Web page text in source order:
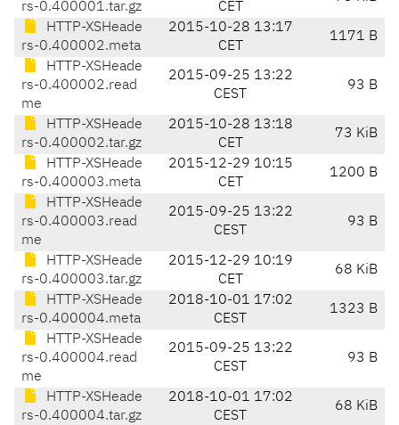
rs-0.400001.tar.gz CET
HTTP-XSHeade
rs-0.400002.meta
2015-10-28 13:17
CET
1171 B
HTTP-XSHeade
rs-0.400002.read
me
2015-09-25 13:22
CEST
93 B
HTTP-XSHeade
rs-0.400002.tar.gz
2015-10-28 13:18
CET
73 KiB
HTTP-XSHeade
rs-0.400003.meta
2015-12-29 10:15
CET
1200 B
HTTP-XSHeade
rs-0.400003.read
me
2015-09-25 13:22
CEST
93 B
HTTP-XSHeade
rs-0.400003.tar.gz
2015-12-29 10:19
CET
68 KiB
HTTP-XSHeade
rs-0.400004.meta
2018-10-01 17:02
CEST
1323 B
HTTP-XSHeade
rs-0.400004.read
me
2015-09-25 13:22
CEST
93 B
HTTP-XSHeade
rs-0.400004.tar.gz
2018-10-01 17:02
CEST
68 KiB